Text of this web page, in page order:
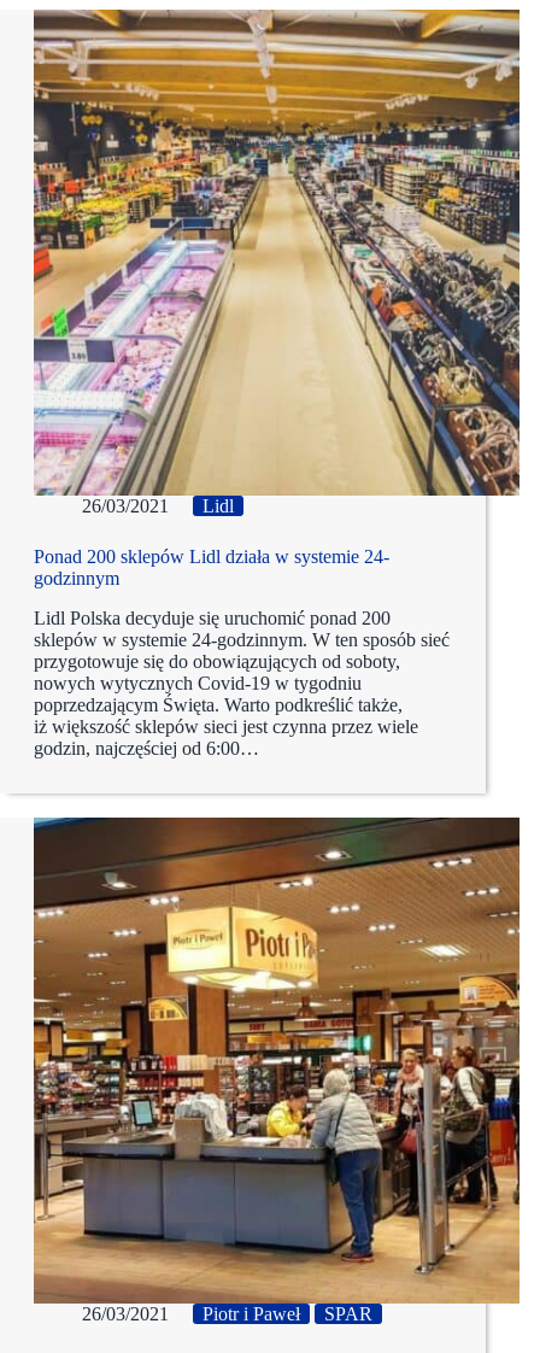
26/03/2021 Lidl
Ponad 200 sklepów Lidl działa w systemie 24-
godzinnym
Lidl Polska decyduje się uruchomić ponad 200
sklepów w systemie 24-godzinnym. W ten sposób sieć
przygotowuje się do obowiązujących od soboty,
nowych wytycznych Covid-19 w tygodniu
poprzedzającym Święta. Warto podkreślić także,
iż większość sklepów sieci jest czynna przez wiele
godzin, najczęściej od 6:00…
26/03/2021 Piotr i Paweł SPAR